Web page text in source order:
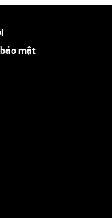
mật